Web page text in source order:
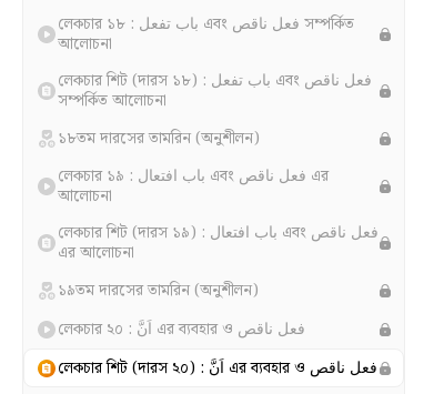
লেকচার ১৮ : باب تفعل এবং فعل ناقص সম্পর্কিত
আলোচনা
লেকচার শিট (দারস ১৮) : باب تفعل এবং فعل ناقص
সম্পর্কিত আলোচনা
১৮তম দারসের তামরিন (অনুশীলন)
লেকচার ১৯ : باب افتعال এবং فعل ناقص এর
আলোচনা
লেকচার শিট (দারস ১৯) : باب افتعال এবং فعل ناقص
এর আলোচনা
১৯তম দারসের তামরিন (অনুশীলন)
লেকচার ২০ : اَنَّ এর ব্যবহার ও فعل ناقص
লেকচার শিট (দারস ২০) : اَنَّ এর ব্যবহার ও فعل ناقص